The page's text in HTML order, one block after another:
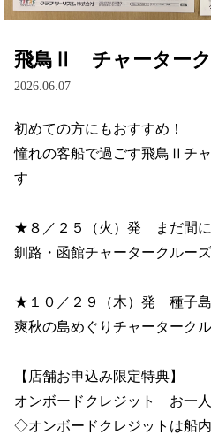
飛鳥Ⅱ チャーターク
2026.06.07
初めての方にもおすすめ！
憧れの客船で過ごす飛鳥Ⅱチ
す
★８／２５（火）発　まだ間
釧路・函館チャータークルーズ
★１０／２９（木）発　種子
爽秋の島めぐりチャーターク
【店舗お申込み限定特典】
オンボードクレジット　お一
◇オンボードクレジットは船